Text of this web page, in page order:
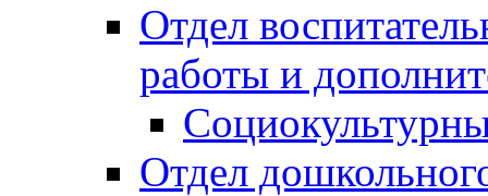
Отдел
работы и
Отдел